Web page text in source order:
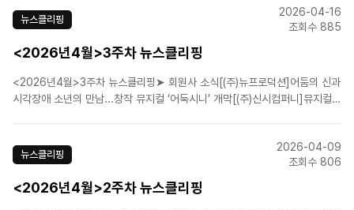
년 만의 귀환…"Kon·김종구·김경수·황민..
뉴스클리핑
2026-04-16
조회수 885
<2026년4월>3주차 뉴스클리핑
<2026년4월>3주차 뉴스클리핑➤ 회원사 소식[(주)뉴프로덕션]어둠의 신과
시각장애 소년의 만남...창작 뮤지컬 ‘어둑시니’ 개막[(주)신시컴퍼니]뮤지컬
니]뮤지컬 ‘베토벤’, 1차 티켓 전석 매..
뉴스클리핑
2026-04-09
조회수 806
<2026년4월>2주차 뉴스클리핑